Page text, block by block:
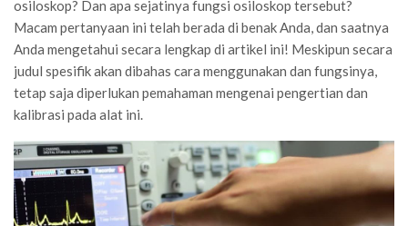
osiloskop? Dan apa sejatinya fungsi osiloskop tersebut?
Macam pertanyaan ini telah berada di benak Anda, dan saatnya
Anda mengetahui secara lengkap di artikel ini! Meskipun secara
judul spesifik akan dibahas cara menggunakan dan fungsinya,
tetap saja diperlukan pemahaman mengenai pengertian dan
kalibrasi pada alat ini.